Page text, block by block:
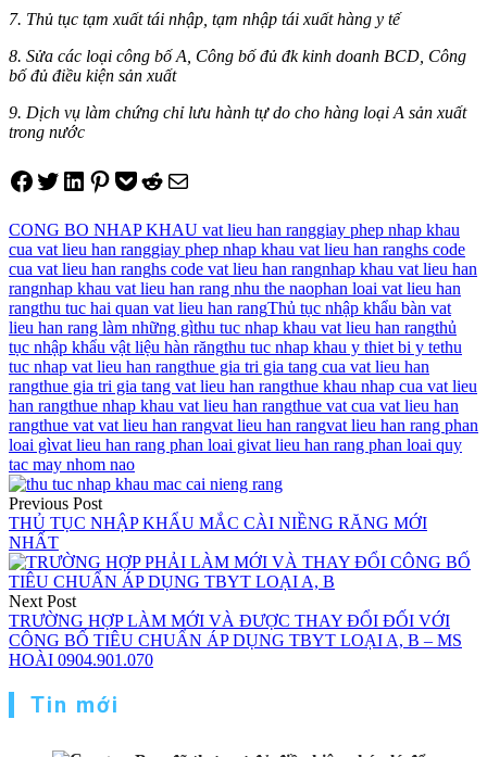
7. Thủ tục tạm xuất tái nhập, tạm nhập tái xuất hàng y tế
8. Sửa các loại công bố A, Công bố đủ đk kinh doanh BCD, Công
bố đủ điều kiện sản xuất
9. Dịch vụ làm chứng chỉ lưu hành tự do cho hàng loại A sản xuất
trong nước
Share on Facebook
Tweet on Twitter
Share on LinkedIn
Pin on Pinterest
Save to pocket
Share on Reddit
Share via Email
CONG BO NHAP KHAU vat lieu han ranggiay phep nhap khau
cua vat lieu han ranggiay phep nhap khau vat lieu han ranghs code
cua vat lieu han ranghs code vat lieu han rangnhap khau vat lieu han
rangnhap khau vat lieu han rang nhu the naophan loai vat lieu han
rangthu tuc hai quan vat lieu han rangThủ tục nhập khẩu bàn vat
lieu han rang làm những gìthu tuc nhap khau vat lieu han rangthủ
tục nhập khẩu vật liệu hàn răngthu tuc nhap khau y thiet bi y tethu
tuc nhap vat lieu han rangthue gia tri gia tang cua vat lieu han
rangthue gia tri gia tang vat lieu han rangthue khau nhap cua vat lieu
han rangthue nhap khau vat lieu han rangthue vat cua vat lieu han
rangthue vat vat lieu han rangvat lieu han rangvat lieu han rang phan
loai gìvat lieu han rang phan loai givat lieu han rang phan loai quy
tac may nhom nao
Điều
hướng
bài
viết
Previous Post
THỦ TỤC NHẬP KHẨU MẮC CÀI NIỀNG RĂNG MỚI
NHẤT
Next Post
TRƯỜNG HỢP LÀM MỚI VÀ ĐƯỢC THAY ĐỔI ĐỐI VỚI
CÔNG BỐ TIÊU CHUẨN ÁP DỤNG TBYT LOẠI A, B – MS
HOÀI 0904.901.070
Tin mới